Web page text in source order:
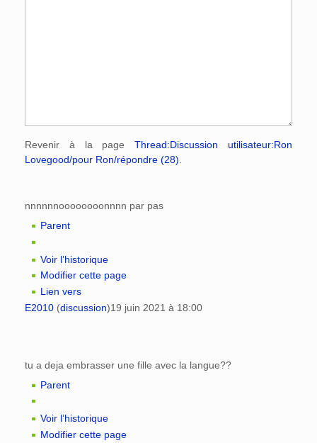
Revenir à la pageThread:Discussion utilisateur:Ron
Lovegood/pour Ron/répondre (28)
nnnnnnoooooooonnnn par pas
Parent
Voir l’historique
Modifier cette page
Lien vers
E2010 (discussion)19 juin 2021 à 18:00
tu a deja embrasser une fille avec la langue??
Parent
Voir l’historique
Modifier cette page